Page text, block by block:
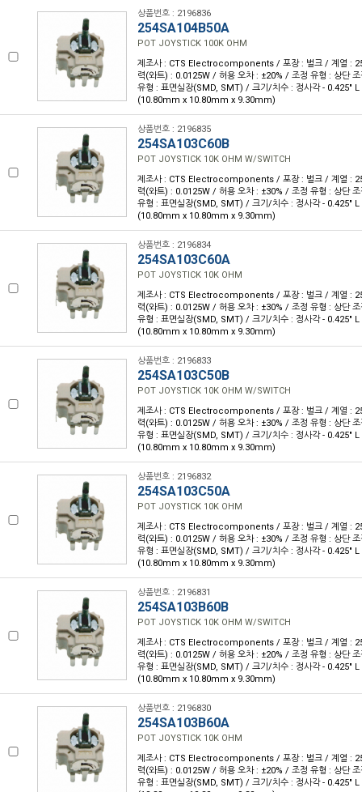
상품번호 : 2196836
254SA104B50A
POT JOYSTICK 100K OHM
제조사 : CTS Electrocomponents / 포장 : 벌크 / 계열 :
력(와트) : 0.0125W / 허용 오차 : ±20% / 조정 유형 : 상단
유형 : 표면실장(SMD, SMT) / 크기/치수 : 정사각 - 0.425"
(10.80mm x 10.80mm x 9.30mm)
상품번호 : 2196835
254SA103C60B
POT JOYSTICK 10K OHM W/SWITCH
제조사 : CTS Electrocomponents / 포장 : 벌크 / 계열 :
력(와트) : 0.0125W / 허용 오차 : ±30% / 조정 유형 : 상단
유형 : 표면실장(SMD, SMT) / 크기/치수 : 정사각 - 0.425"
(10.80mm x 10.80mm x 9.30mm)
상품번호 : 2196834
254SA103C60A
POT JOYSTICK 10K OHM
제조사 : CTS Electrocomponents / 포장 : 벌크 / 계열 :
력(와트) : 0.0125W / 허용 오차 : ±30% / 조정 유형 : 상단
유형 : 표면실장(SMD, SMT) / 크기/치수 : 정사각 - 0.425"
(10.80mm x 10.80mm x 9.30mm)
상품번호 : 2196833
254SA103C50B
POT JOYSTICK 10K OHM W/SWITCH
제조사 : CTS Electrocomponents / 포장 : 벌크 / 계열 :
력(와트) : 0.0125W / 허용 오차 : ±30% / 조정 유형 : 상단
유형 : 표면실장(SMD, SMT) / 크기/치수 : 정사각 - 0.425"
(10.80mm x 10.80mm x 9.30mm)
상품번호 : 2196832
254SA103C50A
POT JOYSTICK 10K OHM
제조사 : CTS Electrocomponents / 포장 : 벌크 / 계열 :
력(와트) : 0.0125W / 허용 오차 : ±30% / 조정 유형 : 상단
유형 : 표면실장(SMD, SMT) / 크기/치수 : 정사각 - 0.425"
(10.80mm x 10.80mm x 9.30mm)
상품번호 : 2196831
254SA103B60B
POT JOYSTICK 10K OHM W/SWITCH
제조사 : CTS Electrocomponents / 포장 : 벌크 / 계열 :
력(와트) : 0.0125W / 허용 오차 : ±20% / 조정 유형 : 상단
유형 : 표면실장(SMD, SMT) / 크기/치수 : 정사각 - 0.425"
(10.80mm x 10.80mm x 9.30mm)
상품번호 : 2196830
254SA103B60A
POT JOYSTICK 10K OHM
제조사 : CTS Electrocomponents / 포장 : 벌크 / 계열 :
력(와트) : 0.0125W / 허용 오차 : ±20% / 조정 유형 : 상단
유형 : 표면실장(SMD, SMT) / 크기/치수 : 정사각 - 0.425"